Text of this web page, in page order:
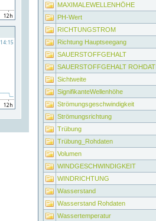
MAXIMALEWELLENHÖHE
PH-Wert
RICHTUNGSTROM
Richtung Hauptseegang
SAUERSTOFFGEHALT
SAUERSTOFFGEHALT
Sichtweite
SignifikanteWellenhöhe
Strömungsgeschwindigkeit
Strömungsrichtung
Trübung
Trübung_Rohdaten
Volumen
WINDGESCHWINDIGKEIT
WINDRICHTUNG
Wasserstand
Wasserstand Rohdaten
Wassertemperatur